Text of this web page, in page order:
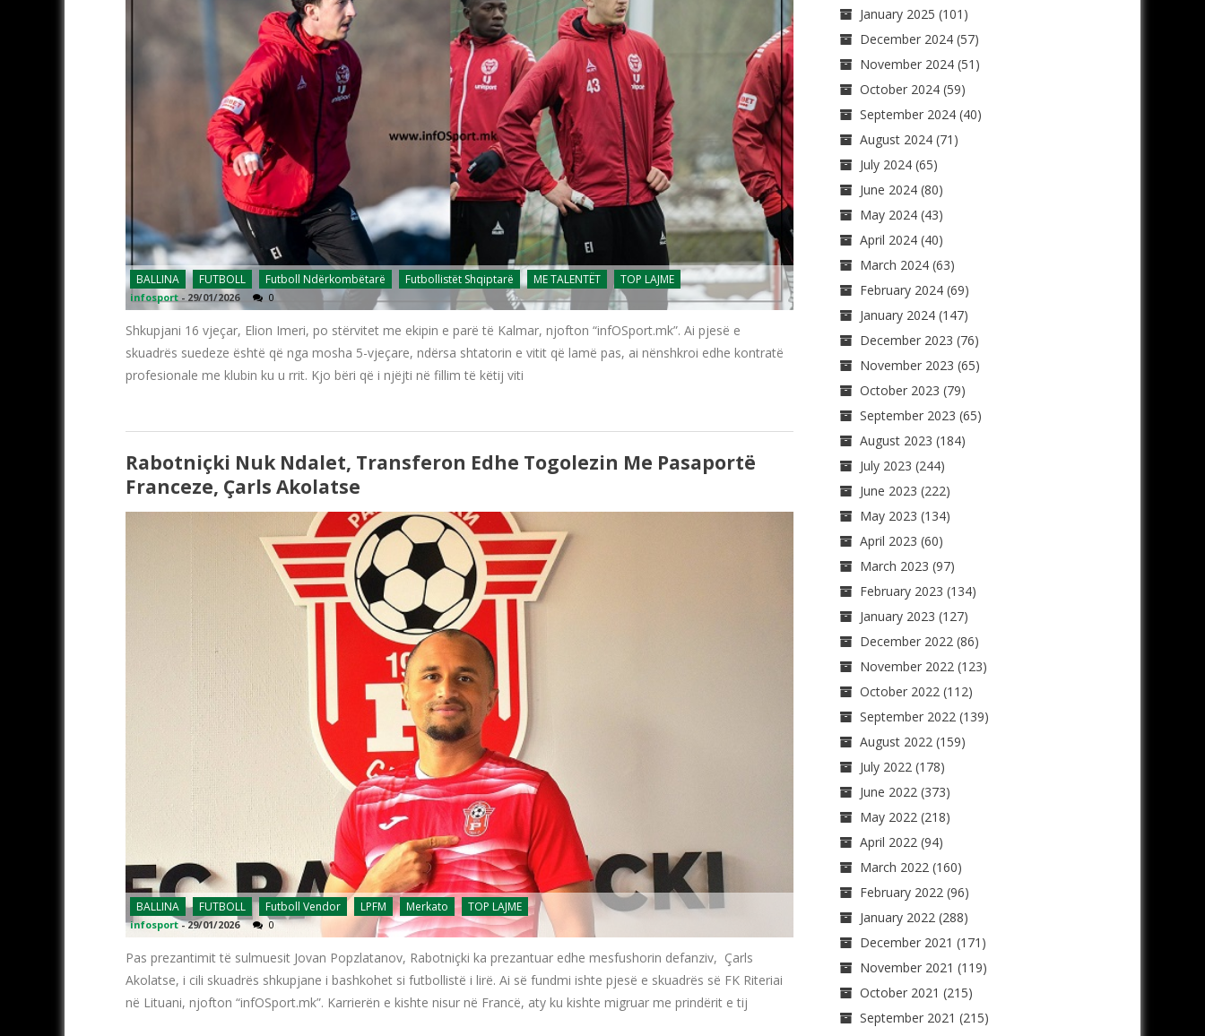
BALLINA FUTBOLL Futboll Ndërkombëtarë Futbollistët Shqiptarë ME TALENTËT TOP LAJME
infosport - 29/01/2026 0
Shkupjani 16 vjeçar, Elion Imeri, po stërvitet me ekipin e parë të Kalmar, njofton “infOSport.mk”. Ai pjesë e
skuadrës suedeze është që nga mosha 5-vjeçare, ndërsa shtatorin e vitit që lamë pas, ai nënshkroi edhe kontratë
profesionale me klubin ku u rrit. Kjo bëri që i njëjti në fillim të këtij viti
Rabotniçki Nuk Ndalet, Transferon Edhe Togolezin Me Pasaportë
Franceze, Çarls Akolatse
BALLINA FUTBOLL Futboll Vendor LPFM Merkato TOP LAJME
infosport -29/01/2026 0
Pas prezantimit të sulmuesit Jovan Popzlatanov, Rabotniçki ka prezantuar edhe mesfushorin defanziv, Çarls
Akolatse, i cili skuadrës shkupjane i bashkohet si futbollistë i lirë. Ai së fundmi ishte pjesë e skuadrës së FK Riteriai
në Lituani, njofton “infOSport.mk”. Karrierën e kishte nisur në Francë, aty ku kishte migruar me prindërit e tij
January 2025 (101)
December 2024(57)
November 2024(51)
October 2024(59)
September 2024(40)
August 2024(71)
July 2024(65)
June 2024(80)
May 2024(43)
April 2024(40)
March 2024(63)
February 2024(69)
January 2024(147)
December 2023 (76)
November 2023 (65)
October 2023 (79)
September 2023 (65)
August 2023 (184)
July 2023 (244)
June 2023 (222)
May 2023 (134)
April 2023 (60)
March 2023 (97)
February 2023 (134)
January 2023 (127)
December 2022(86)
November 2022(123)
October 2022(112)
September 2022(139)
August 2022(159)
July 2022(178)
June 2022(373)
May 2022(218)
April 2022(94)
March 2022(160)
February 2022(96)
January 2022(288)
December 2021 (171)
November 2021 (119)
October 2021 (215)
September 2021 (215)